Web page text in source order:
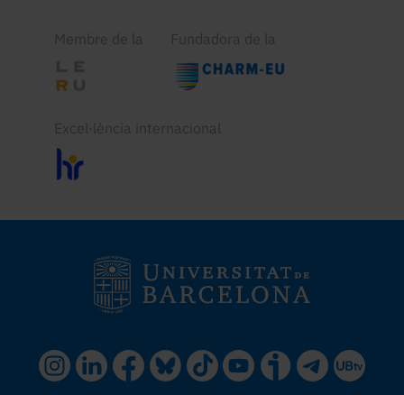
Membre de la Fundadora de la
Excel·lència internacional